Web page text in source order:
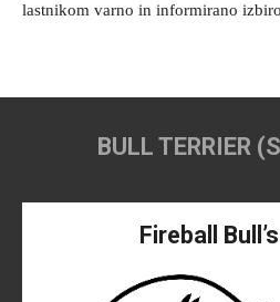
lastnikom varno in informirano
BULL TERRIER
Fireball